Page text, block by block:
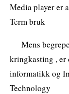
Media player er
Term bruk
Mens
kringkasting , er
informatikk og
Technology